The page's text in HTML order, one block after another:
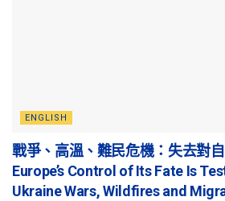
ENGLISH
戰爭、高溫、難民危機：失去對
Europe’s Control of Its Fate Is
Ukraine Wars, Wildfires and